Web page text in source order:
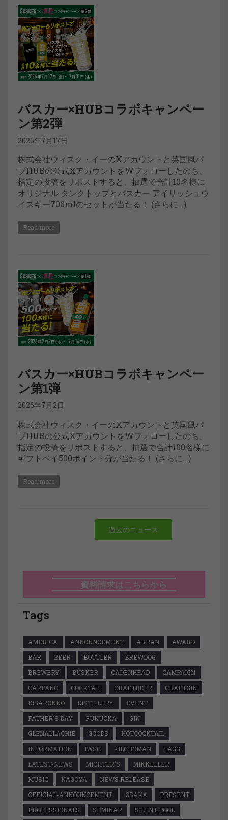
バスカー×HUBコラボキャンペー
ン第2弾
2026年7月17日
株式会社ウィスク・イーのXアカウントと英国風パ
ブHUBの公式XアカウントをWフォローしたのち、
指定の投稿をリポストすると、抽選で合計10名様に
オリジナル タンクトップとバスカー アイリッシュウ
イスキー700mlのセットが当たる！ (さらに…)
Read more
バスカー×HUBコラボキャンペー
ン第1弾
2026年7月2日
株式会社ウィスク・イーのXアカウントと英国風パ
ブHUBの公式XアカウントをWフォローしたのち、
指定の投稿をリポストすると、抽選で合計100名様に
ギフトペイ500ポイント分が当たる！ (さらに…)
Read more
過去のニュース
資料請求はこちらから
Tags
AMERICA ANNOUNCEMENT ARRAN
AWARD
BAR
BEER BOTTLER
BREWDOG
BREWERY
BUSKER CADENHEAD
CAMPAIGN
CARPANO
COCKTAIL CRAFTBEER
CRAFTGIN
DISARONNO
DISTILLERY
EVENT
FATHER'S DAY
FUKUOKA
GIN
GLENALLACHIE
GOODS
HOTCOCKTAIL
INFORMATION
IWSC KILCHOMAN
LAGG
LATEST-NEWS
MICHTER'S
MIKKELLER
MUSIC
NAGOYA
NEWS RELEASE
OFFICIAL-ANNOUNCEMENT
OSAKA
PRESENT
PROFESSIONALS
SEMINAR
SILENT POOL